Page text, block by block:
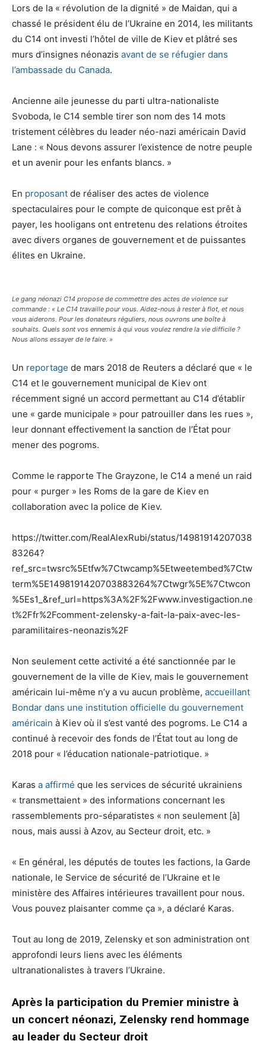
Lors de la « révolution de la dignité » de Maidan, qui a
chassé le président élu de l’Ukraine en 2014, les militants
du C14 ont investi l’hôtel de ville de Kiev et plâtré ses
murs d’insignes néonazis avant de se réfugier dans
l’ambassade du Canada.
Ancienne aile jeunesse du parti ultra-nationaliste
Svoboda, le C14 semble tirer son nom des 14 mots
tristement célèbres du leader néo-nazi américain David
Lane : « Nous devons assurer l’existence de notre peuple
et un avenir pour les enfants blancs. »
En proposant de réaliser des actes de violence
spectaculaires pour le compte de quiconque est prêt à
payer, les hooligans ont entretenu des relations étroites
avec divers organes de gouvernement et de puissantes
élites en Ukraine.
Le gang néonazi C14 propose de commettre des actes de violence sur
commande : « Le C14 travaille pour vous. Aidez-nous à rester à flot, et nous
vous aiderons. Pour les donateurs réguliers, nous ouvrons une boîte à
souhaits. Quels sont vos ennemis à qui vous voulez rendre la vie difficile ?
Nous allons essayer de le faire. »
Un reportage de mars 2018 de Reuters a déclaré que « le
C14 et le gouvernement municipal de Kiev ont
récemment signé un accord permettant au C14 d’établir
une « garde municipale » pour patrouiller dans les rues »,
leur donnant effectivement la sanction de l’État pour
mener des pogroms.
Comme le rapporte The Grayzone, le C14 a mené un raid
pour « purger » les Roms de la gare de Kiev en
collaboration avec la police de Kiev.
https://twitter.com/RealAlexRubi/status/14981914207038
83264?
ref_src=twsrc%5Etfw%7Ctwcamp%5Etweetembed%7Ctw
term%5E1498191420703883264%7Ctwgr%5E%7Ctwcon
%5Es1_&ref_url=https%3A%2F%2Fwww.investigaction.ne
t%2Ffr%2Fcomment-zelensky-a-fait-la-paix-avec-les-
paramilitaires-neonazis%2F
Non seulement cette activité a été sanctionnée par le
gouvernement de la ville de Kiev, mais le gouvernement
américain lui-même n’y a vu aucun problème, accueillant
Bondar dans une institution officielle du gouvernement
américain à Kiev où il s’est vanté des pogroms. Le C14 a
continué à recevoir des fonds de l’État tout au long de
2018 pour « l’éducation nationale-patriotique. »
Karas a affirmé que les services de sécurité ukrainiens
« transmettaient » des informations concernant les
rassemblements pro-séparatistes « non seulement [à]
nous, mais aussi à Azov, au Secteur droit, etc. »
« En général, les députés de toutes les factions, la Garde
nationale, le Service de sécurité de l’Ukraine et le
ministère des Affaires intérieures travaillent pour nous.
Vous pouvez plaisanter comme ça », a déclaré Karas.
Tout au long de 2019, Zelensky et son administration ont
approfondi leurs liens avec les éléments
ultranationalistes à travers l’Ukraine.
Après la participation du Premier ministre à
un concert néonazi, Zelensky rend hommage
au leader du Secteur droit